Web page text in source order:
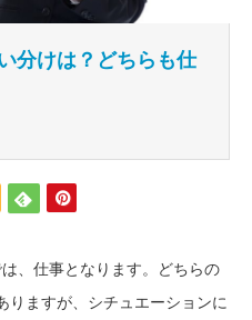
分けは？どちらも仕
、仕事となります。どちらの
りますが、シチュエーションに